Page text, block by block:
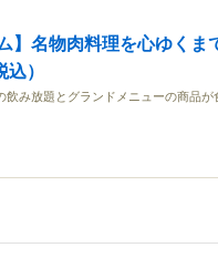
】名物肉料理を心ゆく
）
飲み放題とグランドメニューの商品